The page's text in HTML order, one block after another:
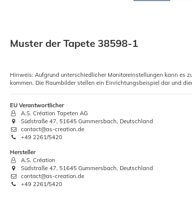
Muster der Tapete 38598-1
Hinweis: Aufgrund unterschiedlicher Monitoreinstellungen kann es
kommen. Die Raumbilder stellen ein Einrichtungsbeispiel dar und
EU Verantwortlicher
A.S. Création Tapeten AG
Südstraße 47, 51645 Gummersbach, Deutschland
contact@as-creation.de
+49 2261/5420
Hersteller
A.S. Création
Südstraße 47, 51645 Gummersbach, Deutschland
contact@as-creation.de
+49 2261/5420